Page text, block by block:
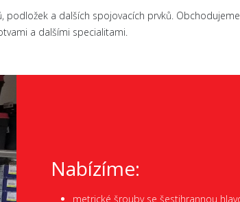
a dalších spojovacích prvků.
a dalšími specialitami.
Nabízíme:
metrické šrouby se šestihrannou